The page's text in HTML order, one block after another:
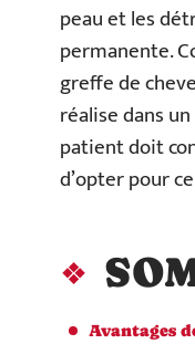
peau et les
permanente.
greffe de
réalise dans
patient doit
d’opter pour
Avantages